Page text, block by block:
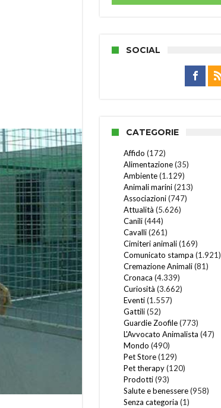
SOCIAL
CATEGORIE
Affido (172)
Alimentazione(35)
Ambiente(1.129)
Animali marini(213)
Associazioni(747)
Attualità (5.626)
Canili(444)
Cavalli(261)
Cimiteri animali(169)
Comunicato stampa (1.921)
Cremazione Animali(81)
Cronaca (4.339)
Curiosità (3.662)
Eventi(1.557)
Gattili(52)
Guardie Zoofile(773)
L'Avvocato Animalista (47)
Mondo (490)
Pet Store(129)
Pet therapy(120)
Prodotti(93)
Salute e benessere(958)
Senza categoria (1)